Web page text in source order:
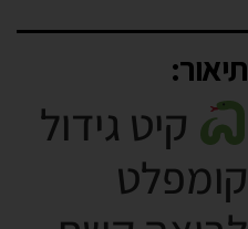
תיאור:
קיט גידול
קומפלט